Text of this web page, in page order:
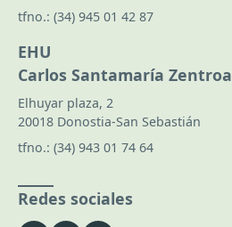
tfno.: (34) 945 01 42 87
EHU
Carlos Santamaría Zentroa
Elhuyar plaza, 2
20018 Donostia-San Sebastián
tfno.: (34) 943 01 74 64
Redes sociales